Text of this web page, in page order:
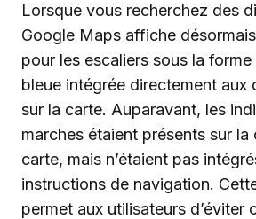
Lorsque vous recherchez des
Google Maps affiche
pour les escaliers sous la forme
bleue intégrée directement aux
sur la carte. Auparavant, les
marches étaient présents sur la
carte, mais n’étaient pas
instructions de navigation.
permet aux utilisateurs d’éviter